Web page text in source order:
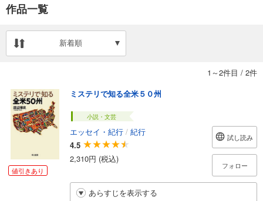
作品一覧
新着順
1～2件目 / 2件
値引きあり
ミステリで知る全米５０州
小説・文芸
エッセイ・紀行 / 紀行
4.5
2,310円 (税込)
試し読み
フォロー
あらすじを表示する